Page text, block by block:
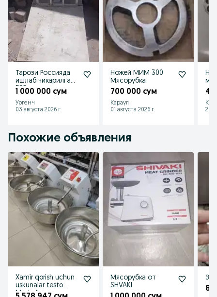
Тарози Россияда
ишлаб чикарилган
520 кг
1 000 000 сум
Ургенч
03 августа 2026 г.
Ножей МИМ 300
Мясорубка
700 000 сум
Караул
01 августа 2026 г.
28
Похожие объявления
Xamir qorish uchun
uskunalar testo
Meshalka тесто
Мясорубка от
SHVAKI